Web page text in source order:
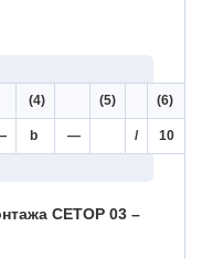
(4) (5) (6)
b — / 10
CETOP 03 –